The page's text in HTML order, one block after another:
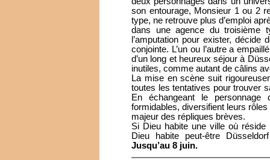
son entourage, Monsieur 1 ou 2
type, ne retrouve plus d’emploi
dans une agence du troisième
l’amputation pour exister, décide
conjointe. L’un ou l’autre a
d’un long et heureux séjour à
inutiles, comme autant de câlins
La mise en scène suit
toutes les tentatives pour trouver
En échangeant le
formidables, diversifient leurs
majeur des répliques brèves.
Si Dieu habite une ville où réside
Dieu habite peut-être Düsseldorf
Jusqu’au 8 juin.